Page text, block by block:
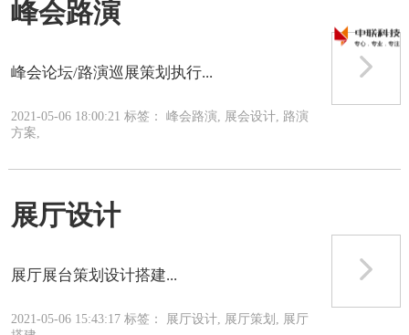
峰会路演
峰会论坛/路演巡展策划执行...
2021-05-06 18:00:21 标签： 峰会路演, 展会设计, 路演
方案,
展厅设计
展厅展台策划设计搭建...
2021-05-06 15:43:17 标签： 展厅设计, 展厅策划, 展厅